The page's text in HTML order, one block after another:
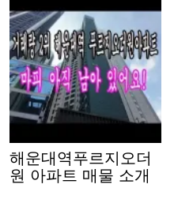
해운대역푸르지오더
원 아파트 매물 소개